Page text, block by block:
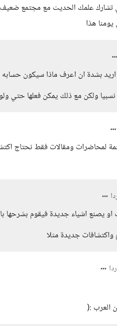
تشارك علمك الحديث مع مجتمع
هذا
اريد بشدة ان اعرف ماذا سيكون حسابه
ولكن مع ذلك يمكن فعلها حتي
لمحاضرات ومقالات فقط نحتاج
يصنع اشياء جديدة فيقوم بشرحها
جديدة مثلا
العرب :(